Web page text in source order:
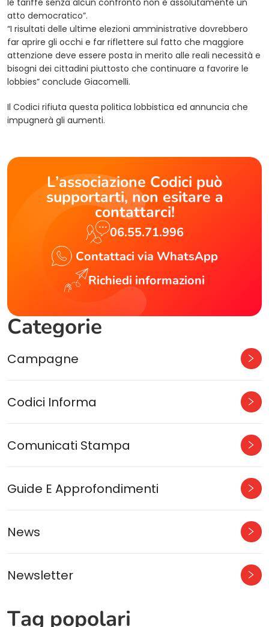
le tariffe senza alcun confronto non è assolutamente un
atto democratico”.
“I risultati delle ultime elezioni amministrative dovrebbero
far aprire gli occhi e far riflettere sul fatto che maggiore
attenzione deve essere posta in merito alle reali necessità e
bisogni dei cittadini piuttosto che continuare a favorire le
lobbies” conclude Giacomelli.
Il Codici rifiuta questa politica lobbistica ed annuncia che
impugnerà gli aumenti.
L’associazione Codici può
supportarti, non esitare a
contattarci!
06.55.71.996
Contattaci via WhatsApp
Richiedi informazioni
Categorie
Campagne
Codici Informa
Comunicati Stampa
Guide E Approfondimenti
News
Newsletter
Tag popolari